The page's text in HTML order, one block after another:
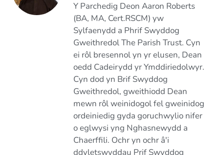
Y Parchedig Deon Aaron Roberts
(BA, MA, Cert.RSCM) yw
Sylfaenydd a Phrif Swyddog
Gweithredol The Parish Trust. Cyn
ei rôl bresennol yn yr elusen, Dean
oedd Cadeirydd yr Ymddiriedolwyr.
Cyn dod yn Brif Swyddog
Gweithredol, gweithiodd Dean
mewn rôl weinidogol fel gweinidog
ordeiniedig gyda goruchwylio nifer
o eglwysi yng Nghasnewydd a
Chaerffili. Ochr yn ochr â'i
ddyletswyddau Prif Swyddog